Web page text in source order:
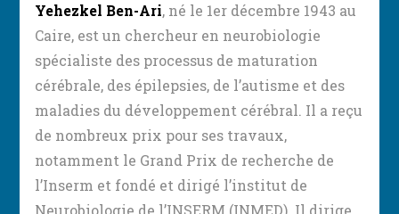
Yehezkel Ben-Ari, né le 1er décembre 1943 au
Caire, est un chercheur en neurobiologie
spécialiste des processus de maturation
cérébrale, des épilepsies, de l’autisme et des
maladies du développement cérébral. Il a reçu
de nombreux prix pour ses travaux,
notamment le Grand Prix de recherche de
l’Inserm et fondé et dirigé l’institut de